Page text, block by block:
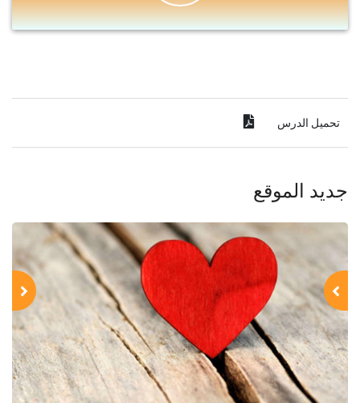
تحميل الدرس
جديد الموقع